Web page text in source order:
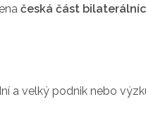
česká část
a velký podnik nebo